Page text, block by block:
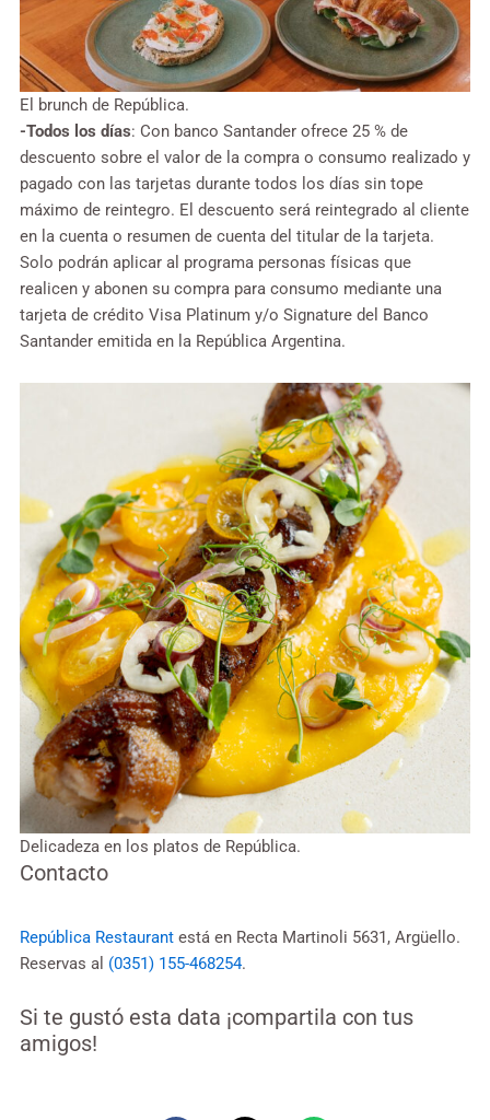
El brunch de República.
-Todos los días: Con banco Santander ofrece 25 % de
descuento sobre el valor de la compra o consumo realizado y
pagado con las tarjetas durante todos los días sin tope
máximo de reintegro. El descuento será reintegrado al cliente
en la cuenta o resumen de cuenta del titular de la tarjeta.
Solo podrán aplicar al programa personas físicas que
realicen y abonen su compra para consumo mediante una
tarjeta de crédito Visa Platinum y/o Signature del Banco
Santander emitida en la República Argentina.
Delicadeza en los platos de República.
Contacto
República Restaurant está en Recta Martinoli 5631, Argüello.
Reservas al (0351) 155-468254.
Si te gustó esta data ¡compartila con tus
amigos!